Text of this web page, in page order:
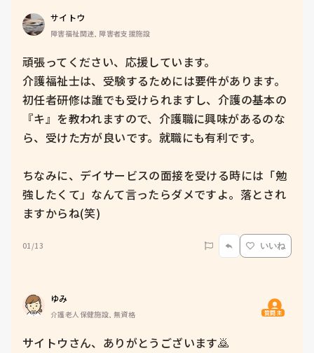
サイトウ
障害福祉関連, 障害者支援施設
頑張ってください、応援しています。
介護福祉士は、受験するためには要件があります。
初任者研修は誰でも受けられますし、介護の基本の
『キ』を教われますので、介護職に興味があるのな
ら、受けた方が良いです。就職にも有利です。
ちなみに、デイサービスの面接を受ける時には「勉
強したくて」なんて言ったらダメですよ。落とされ
ますからね(笑)
01/13 いいね
ゆみ
介護老人保健施設, 無資格 質問主
サイトウさん、ありがとうございます🙇